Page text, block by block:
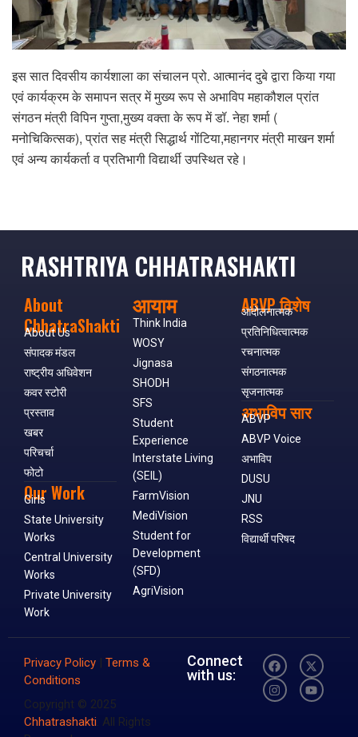
इस सात दिवसीय कार्यशाला का संचालन प्रो. आत्मानंद दुबे द्वारा किया गया
एवं कार्यक्रम के समापन सत्र में मुख्य रूप से अभाविप महाकौशल प्रांत
संगठन मंत्री विपिन गुप्ता,मुख्य वक्ता के रूप में डॉ. नेहा शर्मा (
मनोचिकित्सक), प्रांत सह मंत्री सिद्धार्थ गोंटिया,महानगर मंत्री माखन शर्मा
एवं अन्य कार्यकर्ता व प्रतिभागी विद्यार्थी उपस्थित रहे।
RASHTRIYA CHHATRASHAKTI
About
ChhatraShakti
About Us
संपादक मंडल
राष्ट्रीय अधिवेशन
कवर स्टोरी
प्रस्ताव
खबर
परिचर्चा
फोटो
Our Work
Girls
State University
Works
Central University
Works
Private University
Work
आयाम
Think India
WOSY
Jignasa
SHODH
SFS
Student
Experience
Interstate Living
(SEIL)
FarmVision
MediVision
Student for
Development
(SFD)
AgriVision
ABVP विशेष
आंदोलनात्मक
प्रतिनिधित्वात्मक
रचनात्मक
संगठनात्मक
सृजनात्मक
अभाविप सार
ABVP
ABVP Voice
अभाविप
DUSU
JNU
RSS
विद्यार्थी परिषद
Privacy Policy | Terms &
Conditions
Copyright © 2025
Chhatrashakti . All Rights
Connect
with us: